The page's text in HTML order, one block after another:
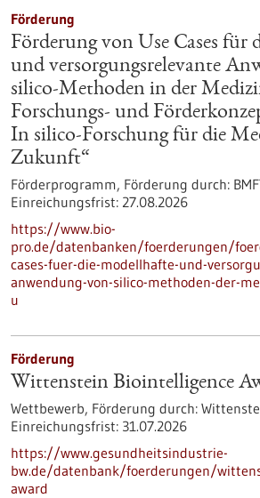
Förderung
Förderung von Use Cases für
und versorgungsrelevante
silico-Methoden in der
Forschungs- und
In silico-Forschung für die
Zukunft“
Förderprogramm, Förderung durch:
Einreichungsfrist: 27.08.2026
https://www.bio-
pro.de/datenbanken/foerderungen/
cases-fuer-die-modellhafte-und-
anwendung-von-silico-methoden-der-
u
Förderung
Wittenstein Biointelligence
Wettbewerb, Förderung durch:
Einreichungsfrist: 31.07.2026
https://www.gesundheitsindustrie-
bw.de/datenbank/foerderungen/
award